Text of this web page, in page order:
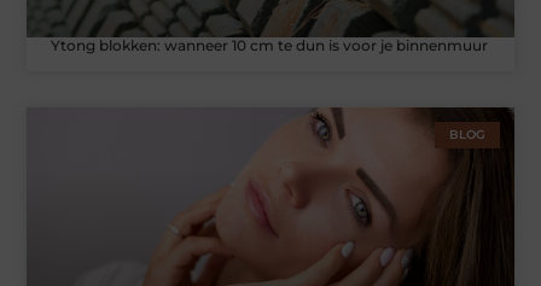
Ytong blokken: wanneer 10 cm te dun is voor je binnenmuur
BLOG